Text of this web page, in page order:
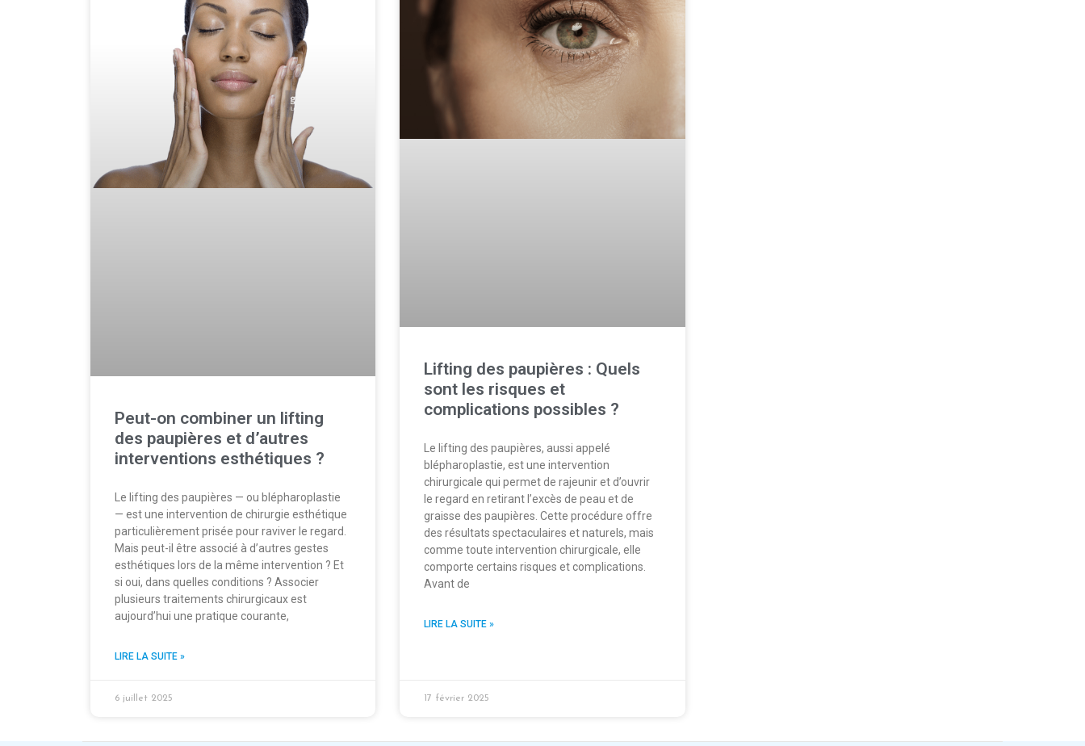
Peut-on combiner un lifting
des paupières et d’autres
interventions esthétiques ?
Le lifting des paupières — ou blépharoplastie
— est une intervention de chirurgie esthétique
particulièrement prisée pour raviver le regard.
Mais peut-il être associé à d’autres gestes
esthétiques lors de la même intervention ? Et
si oui, dans quelles conditions ? Associer
plusieurs traitements chirurgicaux est
aujourd’hui une pratique courante,
LIRE LA SUITE »
6 juillet 2025
Lifting des paupières : Quels
sont les risques et
complications possibles ?
Le lifting des paupières, aussi appelé
blépharoplastie, est une intervention
chirurgicale qui permet de rajeunir et d’ouvrir
le regard en retirant l’excès de peau et de
graisse des paupières. Cette procédure offre
des résultats spectaculaires et naturels, mais
comme toute intervention chirurgicale, elle
comporte certains risques et complications.
Avant de
LIRE LA SUITE »
17 février 2025